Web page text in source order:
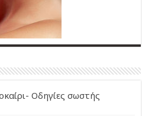
Οδηγίες σωστής